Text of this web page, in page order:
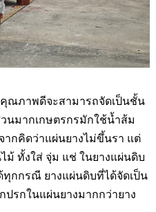
คุณภาพดีจะสามารถจัดเป็นชั้น
นมากเกษตรกรมักใช้น้ำส้ม
ากคิดว่าแผ่นยางไม่ขึ้นรา แต่
ม้ ทั้งใส่ จุ่ม แช่ ในยางแผ่นดิบ
ทุกกรณี ยางแผ่นดิบที่ได้จัดเป็น
ปรกในแผ่นยางมากกว่ายาง